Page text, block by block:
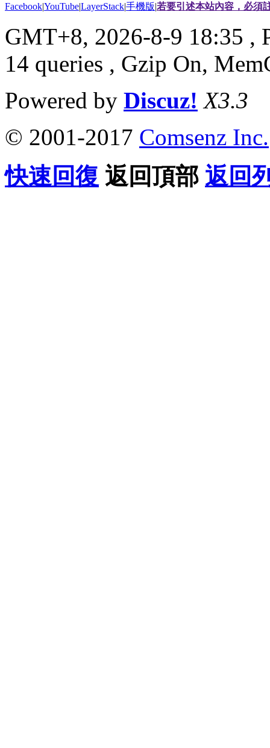
Facebook|YouTube|LayerStack|手機版|若要引述本站內容，必須
GMT+8, 2026-8-9 18:35 ,
14 queries , Gzip On,
Powered by Discuz! X3.3
© 2001-2017 Comsenz Inc.
快速回復 返回頂部 返回